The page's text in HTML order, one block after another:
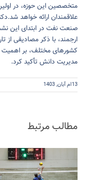
متخصصین این حوزه، در
علاقمندان ارائه خواهد شد.
صنعت نفت در ابتدای این
ارجمند، با ذکر مصادیقی
کشورهای مختلف، بر اهمیت
مدیریت دانش تأکید کرد.
13ام آبان, 1403
مطالب مرتبط